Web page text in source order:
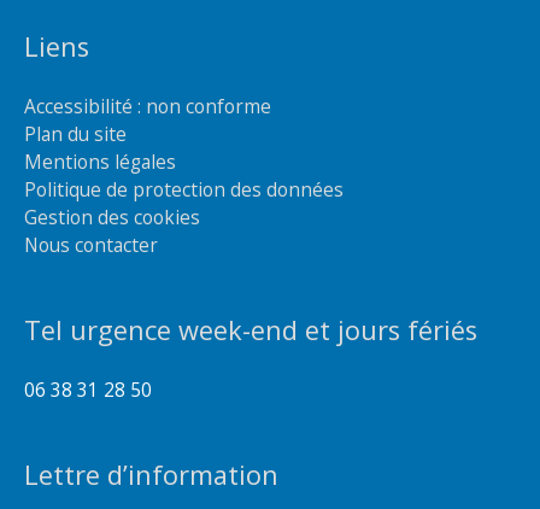
Liens
Accessibilité : non conforme
Plan du site
Mentions légales
Politique de protection des données
Gestion des cookies
Nous contacter
Tel urgence week-end et jours fériés
06 38 31 28 50
Lettre d’information